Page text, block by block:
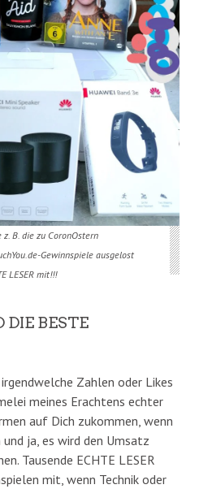
z. B. die zu CoronOstern
Gewinnspiele ausgelost
LESER mit!!!
DIE BESTE
Zahlen oder Likes
meines Erachtens echter
auf Dich zukommen, wenn
ja, es wird den Umsatz
Tausende ECHTE LESER
mit, wenn Technik oder